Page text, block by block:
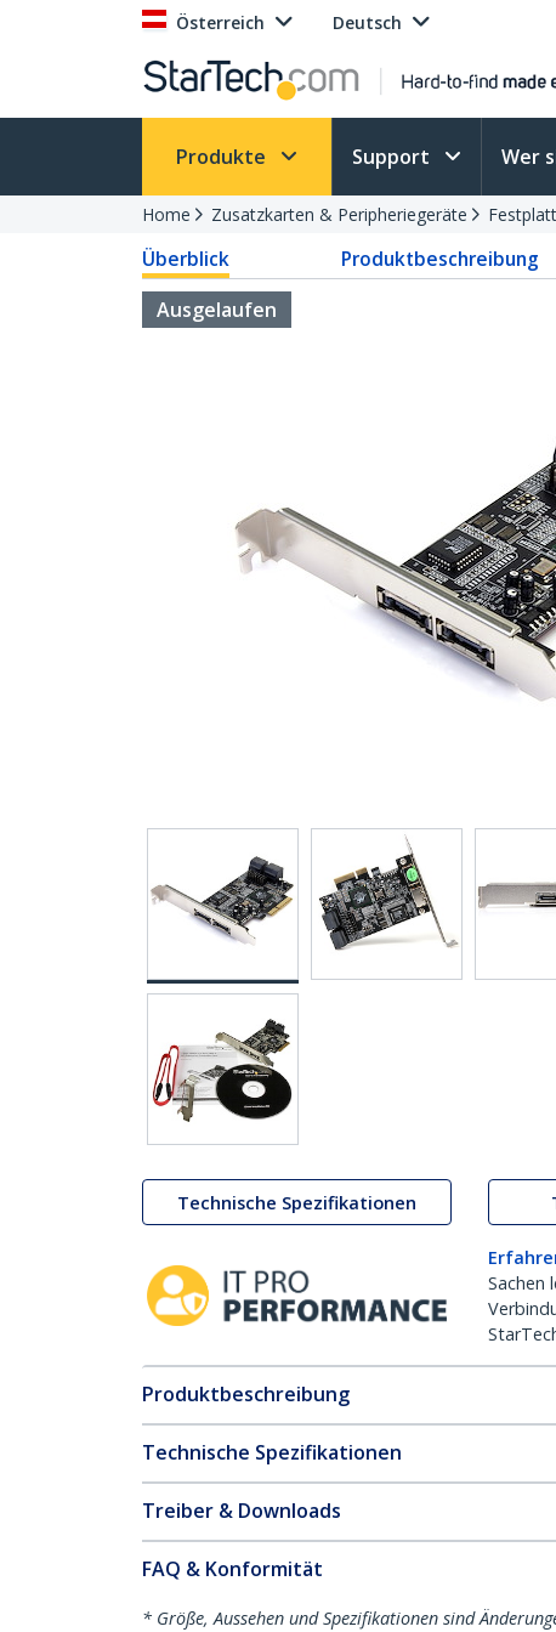
Österreich Deutsch
Produkte Support Wer
Home Zusatzkarten & Peripheriegeräte
Überblick Produktbeschreibung
Ausgelaufen
Technische Spezifikationen
Sachen
Produktbeschreibung
Technische Spezifikationen
Treiber & Downloads
FAQ & Konformität
* Größe, Aussehen und Spezifikationen sind